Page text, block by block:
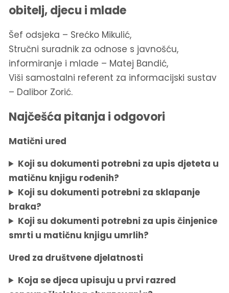
obitelj, djecu i mlade
Šef odsjeka – Srećko Mikulić,
Stručni suradnik za odnose s javnošću,
informiranje i mlade – Matej Bandić,
Viši samostalni referent za informacijski sustav
– Dalibor Zorić.
Najčešća pitanja i odgovori
Matični ured
Koji su dokumenti potrebni za upis djeteta u
matičnu knjigu rođenih?
Koji su dokumenti potrebni za sklapanje
braka?
Koji su dokumenti potrebni za upis činjenice
smrti u matičnu knjigu umrlih?
Ured za društvene djelatnosti
Koja se djeca upisuju u prvi razred